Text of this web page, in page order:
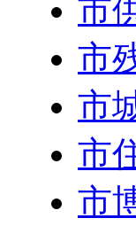
市
市
市
市
市